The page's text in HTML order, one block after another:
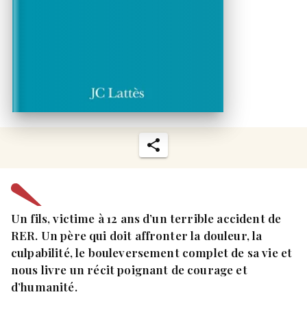
Un fils, victime à 12 ans d’un terrible accident de
RER. Un père qui doit affronter la douleur, la
culpabilité, le bouleversement complet de sa vie et
nous livre un récit poignant de courage et
d’humanité.